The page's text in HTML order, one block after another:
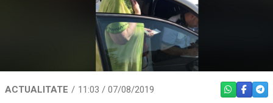
ACTUALITATE 11:03 / 07/08/2019 WHATSAPP